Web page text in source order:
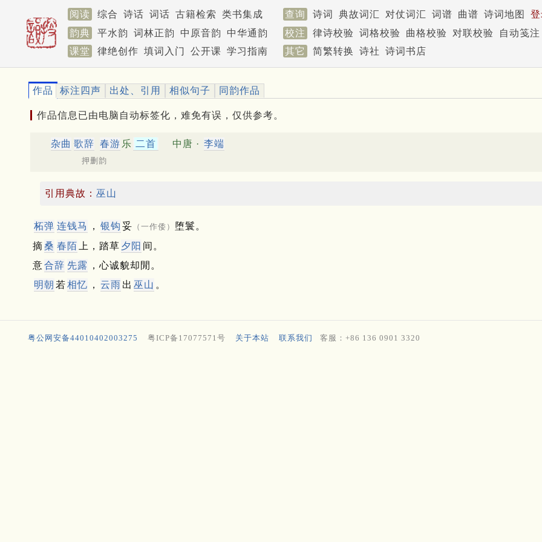
阅读 综合 诗话 词话 古籍检索 类书集成 查询 诗词 典故词汇 对仗词汇 词谱 曲谱 诗词地图
韵典
平水韵 词林正韵 中原音韵 中华通韵 校注 律诗校验 词格校验 曲格校验 对联校验
自动笺注
课堂
律绝创作 填词入门 公开课 学习指南 其它 简繁转换 诗社 诗词书店
作品 标注四声 出处、引用 相似句子 同韵作品
作品信息已由电脑自动标签化，难免有误，仅供参考。
杂曲 歌辞 春游 乐 二首 中唐 · 李端
押删韵
引用典故： 巫山
柘弹 连钱马 ， 银钩 妥 （一作倭） 堕鬟。
摘桑 春陌 上，踏草 夕阳 间。
意合辞 先露
，心诚貌却閒。
明朝 若相忆 ， 云雨 出 巫山 。
粤公网安备44010402003275 粤ICP备17077571号 关于本站 联系我们 客服：+86 136 0901 3320